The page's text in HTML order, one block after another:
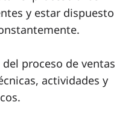
y estar dispuesto
proceso de ventas
actividades y